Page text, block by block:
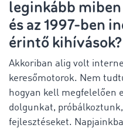
leginkább
és az 1997-ben
érintő kihívások?
Akkoriban alig volt
keresőmotorok. Nem
hogyan kell megfelelően
dolgunkat,
fejlesztéseket.